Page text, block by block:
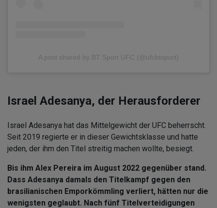
A post shared by BT Sport UFC (@ufcbtsport)
Israel Adesanya, der Herausforderer
Israel Adesanya hat das Mittelgewicht der UFC beherrscht.
Seit 2019 regierte er in dieser Gewichtsklasse und hatte
jeden, der ihm den Titel streitig machen wollte, besiegt.
Bis ihm Alex Pereira im August 2022 gegenüber stand.
Dass Adesanya damals den Titelkampf gegen den
brasilianischen Emporkömmling verliert, hätten nur die
wenigsten geglaubt. Nach fünf Titelverteidigungen